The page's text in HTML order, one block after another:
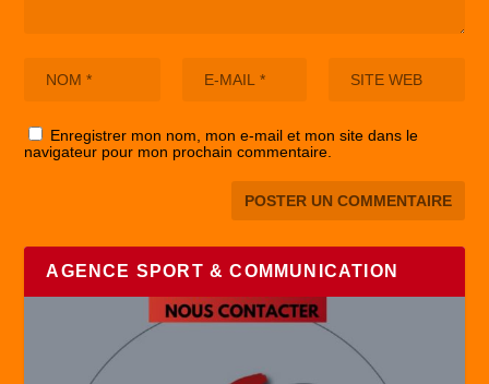
Enregistrer mon nom, mon e-mail et mon site dans le
navigateur pour mon prochain commentaire.
AGENCE SPORT & COMMUNICATION